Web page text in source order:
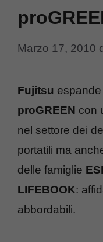
Marzo 17, 2010
Fujitsu
proGREEN con
nel settore dei
portatili ma
delle famiglie
LIFEBOOK:
abbordabili.